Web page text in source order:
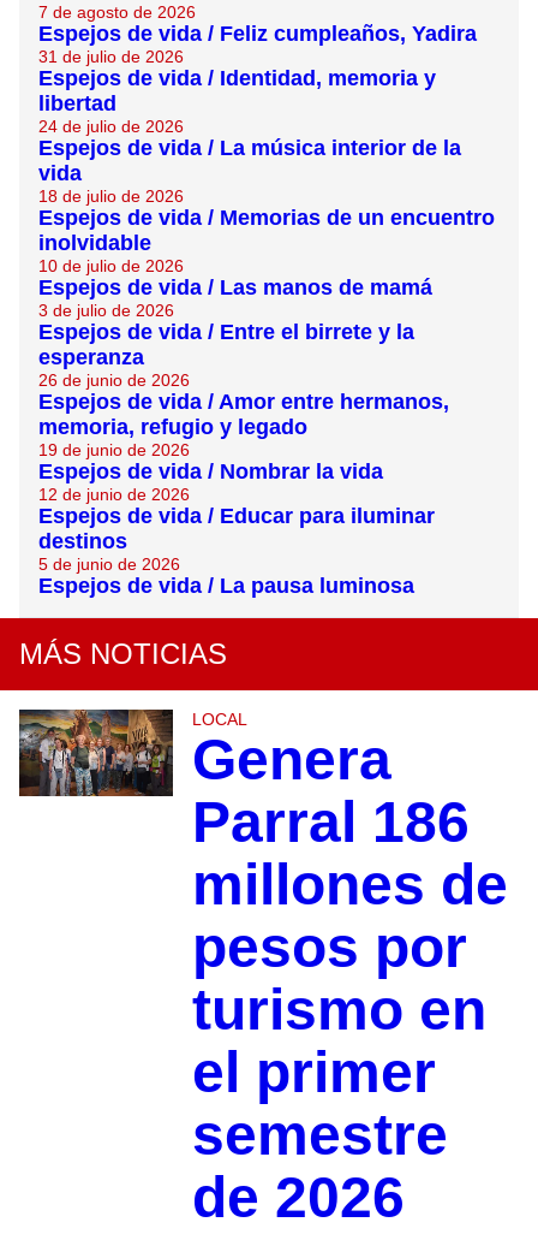
7 de agosto de 2026
Espejos de vida / Feliz cumpleaños, Yadira
31 de julio de 2026
Espejos de vida / Identidad, memoria y
libertad
24 de julio de 2026
Espejos de vida / La música interior de la
vida
18 de julio de 2026
Espejos de vida / Memorias de un encuentro
inolvidable
10 de julio de 2026
Espejos de vida / Las manos de mamá
3 de julio de 2026
Espejos de vida / Entre el birrete y la
esperanza
26 de junio de 2026
Espejos de vida / Amor entre hermanos,
memoria, refugio y legado
19 de junio de 2026
Espejos de vida / Nombrar la vida
12 de junio de 2026
Espejos de vida / Educar para iluminar
destinos
5 de junio de 2026
Espejos de vida / La pausa luminosa
MÁS NOTICIAS
LOCAL
Genera
Parral 186
millones de
pesos por
turismo en
el primer
semestre
de 2026